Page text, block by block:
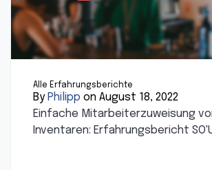
Alle Erfahrungsberichte
By Philipp on August 18, 2022
Einfache Mitarbeiterzuweisung
Inventaren: Erfahrungsbericht